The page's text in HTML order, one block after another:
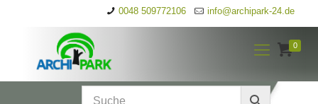
0048 509772106 info@archipark-24.de
0